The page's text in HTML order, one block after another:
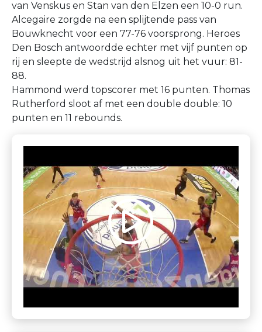
van Venskus en Stan van den Elzen een 10-0 run.
Alcegaire zorgde na een splijtende pass van
Bouwknecht voor een 77-76 voorsprong. Heroes
Den Bosch antwoordde echter met vijf punten op
rij en sleepte de wedstrijd alsnog uit het vuur: 81-
88.
Hammond werd topscorer met 16 punten. Thomas
Rutherford sloot af met een double double: 10
punten en 11 rebounds.